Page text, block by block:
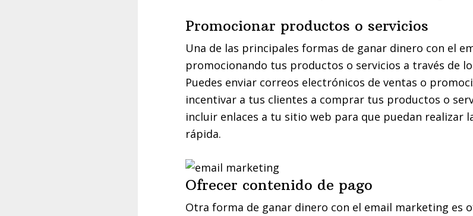
Promocionar productos o servicios
Una de las principales formas de ganar dinero con el
promocionando tus productos o servicios a través de
Puedes enviar correos electrónicos de ventas o
incentivar a tus clientes a comprar tus productos o
incluir enlaces a tu sitio web para que puedan realizar
rápida.
Ofrecer contenido de pago
Otra forma de ganar dinero con el email marketing es